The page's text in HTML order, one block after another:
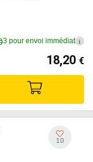
3 pour envoi immédiat i
18,20 €
10